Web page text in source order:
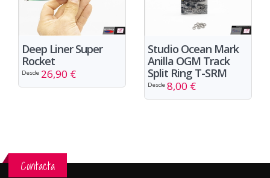
Deep Liner Super
Rocket
Desde 26,90 €
Studio Ocean Mark
Anilla OGM Track
Split Ring T-SRM
Desde 8,00 €
Contacta